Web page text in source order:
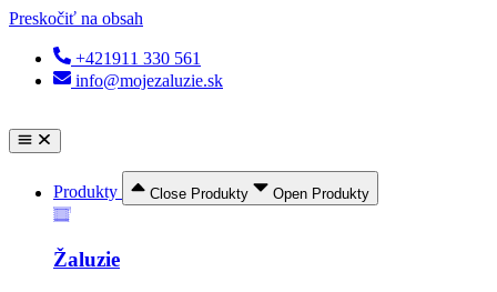
Preskočiť na obsah
+421911 330 561
info@mojezaluzie.sk
Produkty Close Produkty Open Produkty
Žaluzie